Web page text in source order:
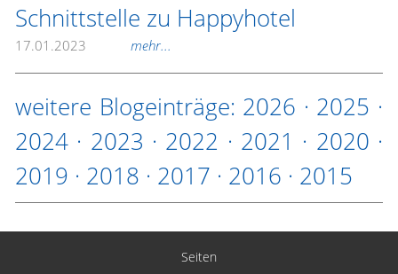
Schnittstelle zu Happyhotel
17.01.2023 mehr...
weitere Blogeinträge: 2026 · 2025 ·
2024 · 2023 · 2022 · 2021 · 2020 ·
2019 · 2018 · 2017 · 2016 · 2015
Seiten